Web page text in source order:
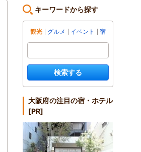
火 水
8/18 8/19
キーワードから探す
観光 グルメ イベント 宿
検索する
大阪府の注目の宿・ホテル
[PR]